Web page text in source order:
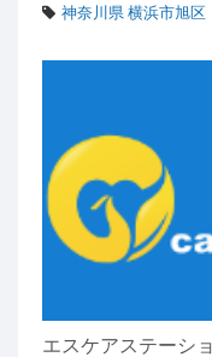
神奈川県 横浜市旭区
エスケアステーシ